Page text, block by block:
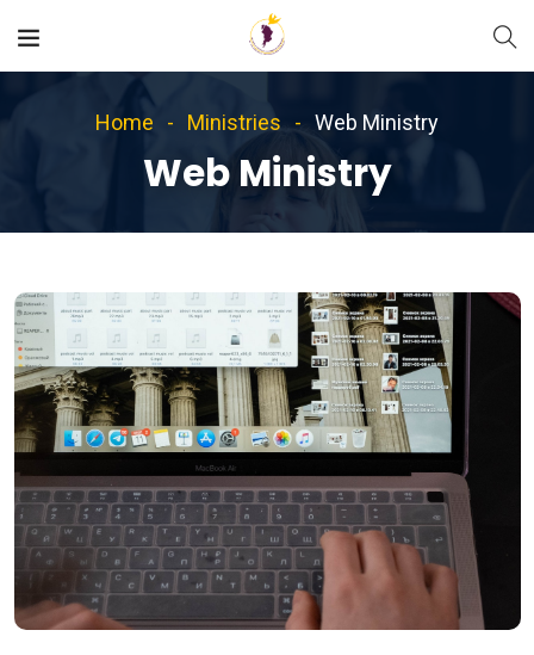
Home Ministries Web Ministry
Web Ministry